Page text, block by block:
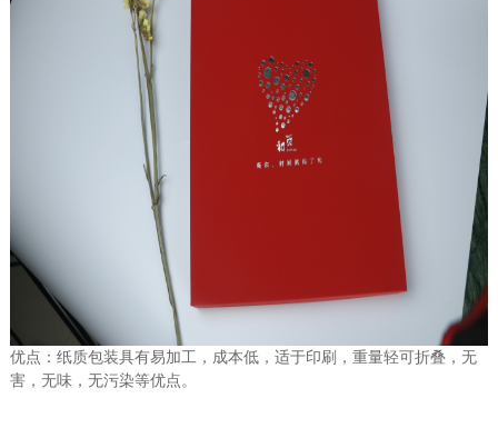
优点：纸质包装具有易加工，成本低，适于印刷，重量轻可折叠，无
害，无味，无污染等优点。